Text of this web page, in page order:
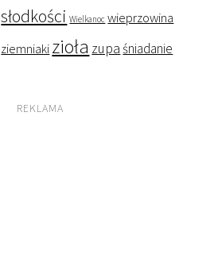
słodkości Wielkanoc wieprzowina
ziemniaki zioła zupaśniadanie
REKLAMA